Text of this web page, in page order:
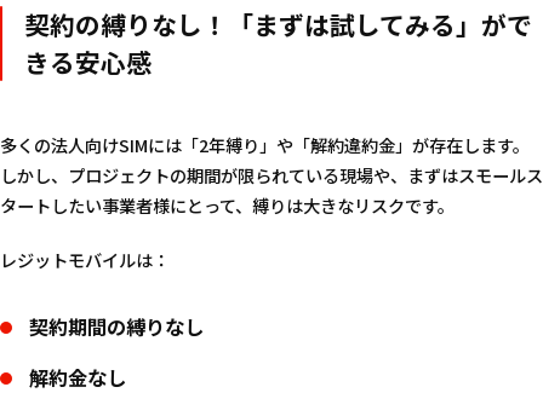
契約の縛りなし！「まずは試してみる」がで
きる安心感
多くの法人向けSIMには「2年縛り」や「解約違約金」が存在します。
しかし、プロジェクトの期間が限られている現場や、まずはスモールス
タートしたい事業者様にとって、縛りは大きなリスクです。
レジットモバイルは：
契約期間の縛りなし
解約金なし